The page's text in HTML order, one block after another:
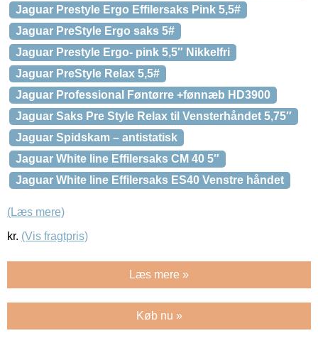
Jaguar Prestyle Ergo Effilersaks Pink 5,5#
Jaguar PreStyle Ergo saks 5#
Jaguar Prestyle Ergo- pink 5,5″ Nikkelfri
Jaguar PreStyle Relax 5,5#
Jaguar Professional Føntørre +fønnæb HD3900
Jaguar Saks Pre Style Relax til Vensterhåndet 5,75″
Jaguar Spidskam – antistatisk
Jaguar White line Effilersaks CM 40 5″
Jaguar White line Effilersaks ES40 Venstre håndet
(Læs mere)
kr. (Vis fragtpris)
Læs mere »
Køb nu »